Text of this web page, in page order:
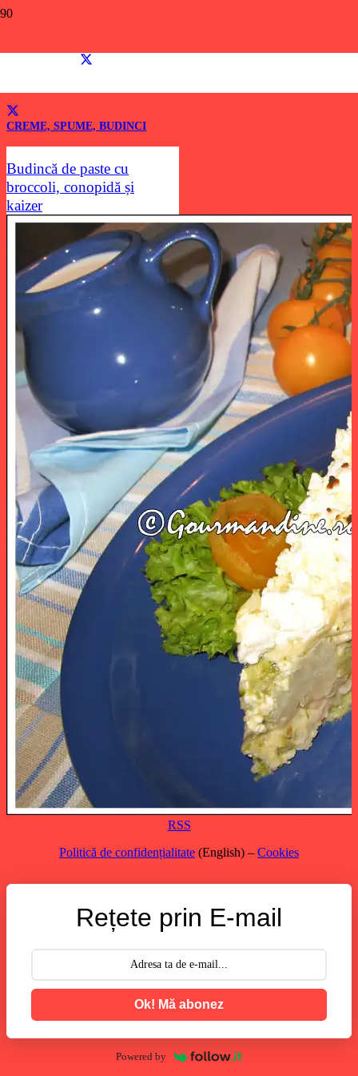
CREME, SPUME, BUDINCI
Budincă de paste cu
broccoli, conopidă și
kaizer
RSS
Politică de confidențialitate (English) – Cookies
Rețete prin E-mail
Ok! Mă abonez
Powered by